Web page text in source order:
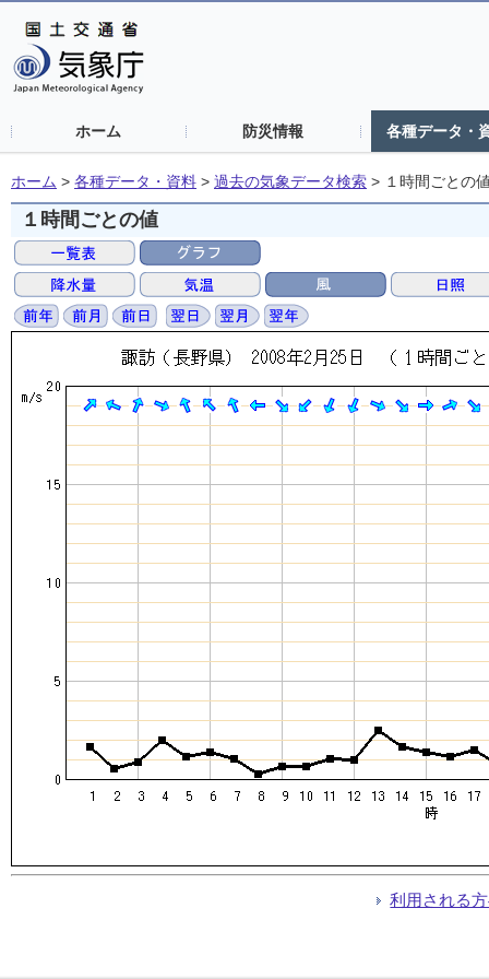
ホーム 防災情報 各種データ・
ホーム > 各種データ・資料 > 過去の気象データ検索 > １時間ごとの
１時間ごとの値
利用される